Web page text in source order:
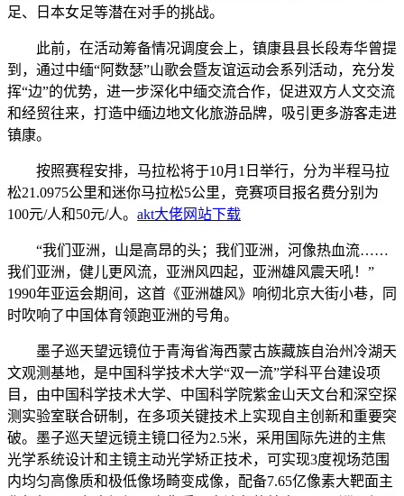
足、日本女足等潜在对手的挑战。
此前，在活动筹备情况调度会上，镇康县县长段寿华曾提
到，通过中缅“阿数瑟”山歌会暨友谊运动会系列活动，充分发
挥“边”的优势，进一步深化中缅交流合作，促进双方人文交流
和经贸往来，打造中缅边地文化旅游品牌，吸引更多游客走进
镇康。
按照赛程安排，马拉松将于10月1日举行，分为半程马拉
松21.0975公里和迷你马拉松5公里，竞赛项目报名费分别为
100元/人和50元/人。 akt大佬网站下载
“我们亚洲，山是高昂的头；我们亚洲，河像热血流……
我们亚洲，健儿更风流，亚洲风四起，亚洲雄风震天吼！”
1990年亚运会期间，这首《亚洲雄风》响彻北京大街小巷，同
时吹响了中国体育领跑亚洲的号角。
墨子巡天望远镜位于青海省海西蒙古族藏族自治州冷湖天
文观测基地，是中国科学技术大学“双一流”学科平台建设项
目，由中国科学技术大学、中国科学院紫金山天文台和深空探
测实验室联合研制，在多项关键技术上实现自主创新和重要突
破。墨子巡天望远镜主镜口径为2.5米，采用国际先进的主焦
光学系统设计和主镜主动光学矫正技术，可实现3度视场范围
内均匀高像质和极低像场畸变成像，配备7.65亿像素大靶面主